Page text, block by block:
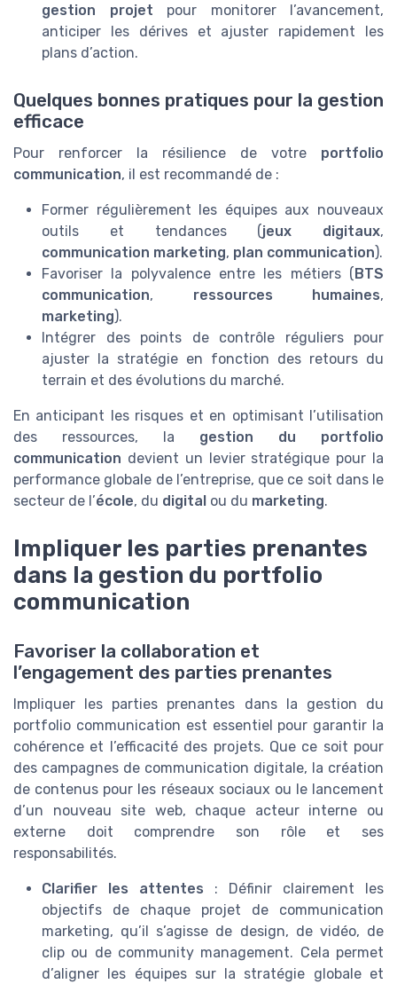
gestion projet pour monitorer l’avancement,
anticiper les dérives et ajuster rapidement les
plans d’action.
Quelques bonnes pratiques pour la gestion
efficace
Pour renforcer la résilience de votre portfolio
communication, il est recommandé de :
Former régulièrement les équipes aux nouveaux
outils et tendances (jeux digitaux,
communication marketing, plan communication).
Favoriser la polyvalence entre les métiers (BTS
communication, ressources humaines,
marketing).
Intégrer des points de contrôle réguliers pour
ajuster la stratégie en fonction des retours du
terrain et des évolutions du marché.
En anticipant les risques et en optimisant l’utilisation
des ressources, la gestion du portfolio
communication devient un levier stratégique pour la
performance globale de l’entreprise, que ce soit dans le
secteur de l’école, du digital ou du marketing.
Impliquer les parties prenantes
dans la gestion du portfolio
communication
Favoriser la collaboration et
l’engagement des parties prenantes
Impliquer les parties prenantes dans la gestion du
portfolio communication est essentiel pour garantir la
cohérence et l’efficacité des projets. Que ce soit pour
des campagnes de communication digitale, la création
de contenus pour les réseaux sociaux ou le lancement
d’un nouveau site web, chaque acteur interne ou
externe doit comprendre son rôle et ses
responsabilités.
Clarifier les attentes : Définir clairement les
objectifs de chaque projet de communication
marketing, qu’il s’agisse de design, de vidéo, de
clip ou de community management. Cela permet
d’aligner les équipes sur la stratégie globale et